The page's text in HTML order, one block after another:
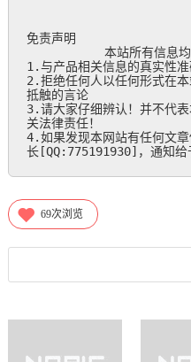
免责声明
本站所有信息均来
1.与产品相关信息的真实性准
2.拒绝任何人以任何形式在
抵触的言论
3.请大家仔细辨认！并不代
关法律责任！
4.如果发现本网站有任何文
长[QQ:775191930]，通知给
69次浏览